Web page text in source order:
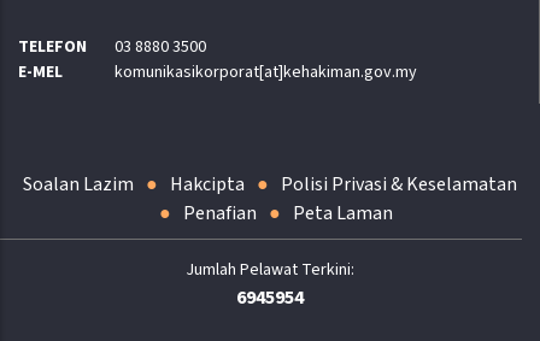
TELEFON
03 8880 3500
E-MEL
komunikasikorporat[at]kehakiman.gov.my
Soalan Lazim Hakcipta
Polisi Privasi & Keselamatan
Penafian
Peta Laman
6945954